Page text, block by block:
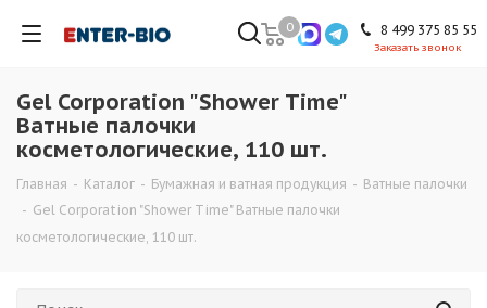
8 499 375 85 55
Заказать звонок
0
Gel Corporation "Shower Time"
Ватные палочки
косметологические, 110 шт.
Главная - Каталог - Бумажная и ватная продукция - Ватные палочки
- Gel Corporation "Shower Time" Ватные палочки
косметологические, 110 шт.